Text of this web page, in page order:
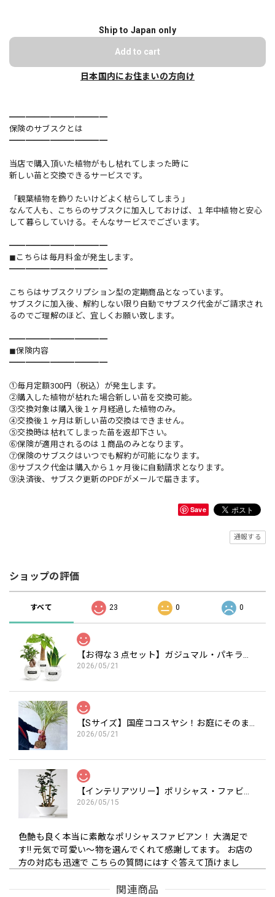
Ship to Japan only
Add to cart
日本国内にお住まいの方向け
━━━━━━━━━━━━
保険のサブスクとは
━━━━━━━━━━━━
当店で購入頂いた植物がもし枯れてしまった時に
新しい苗と交換できるサービスです。
「観葉植物を飾りたいけどよく枯らしてしまう」
なんて人も、こちらのサブスクに加入しておけば、１年中植物と安心
して暮らしていける。そんなサービスでございます。
━━━━━━━━━━━━
◼︎こちらは毎月料金が発生します。
━━━━━━━━━━━━
こちらはサブスクリプション型の定期商品となっています。
サブスクに加入後、解約しない限り自動でサブスク代金がご請求され
るのでご理解のほど、宜しくお願い致します。
━━━━━━━━━━━━
◼︎保険内容
━━━━━━━━━━━━
①毎月定額300円（税込）が発生します。
②購入した植物が枯れた場合新しい苗を交換可能。
③交換対象は購入後１ヶ月経過した植物のみ。
④交換後１ヶ月は新しい苗の交換はできません。
⑤交換時は枯れてしまった苗を返却下さい。
⑥保険が適用されるのは１商品のみとなります。
⑦保険のサブスクはいつでも解約が可能になります。
⑧サブスク代金は購入から１ヶ月後に自動請求となります。
⑨決済後、サブスク更新のPDFがメールで届きます。
Save
通報する
ショップの評価
すべて 23 0 0
2026/05/21
2026/05/21
2026/05/15
色艶も良く本当に素敵なポリシャスファビアン！ 大満足で
す!! 元気で可愛い〜物を選んでくれて感謝してます。 お店の
方の対応も迅速で こちらの質問にはすぐ答えて頂けまし
しいくて 素敵なポリシャスファビアンを 我家に迎えられて
関連商品